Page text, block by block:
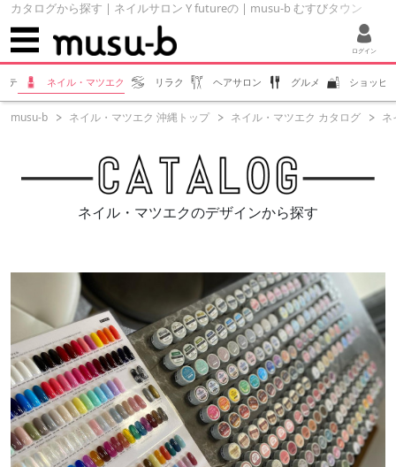
カタログから探す | ネイルサロン Y futureの | musu-b むすびタウン
ログイン
テ ネイル・マツエク リラク ヘアサロン グルメ ショッピ
musu-b ネイル・マツエク 沖縄トップ ネイル・マツエク カタログ ネ
ネイル・マツエクのデザインから探す